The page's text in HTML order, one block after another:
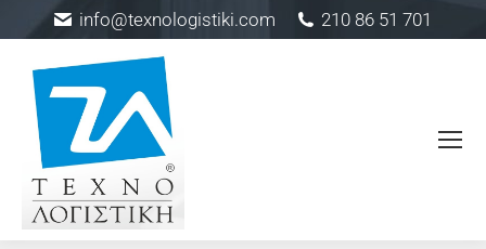
info@texnologistiki.com 210 86 51 701